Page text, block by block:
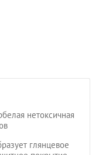
нетоксичная
глянцевое